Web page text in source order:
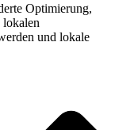
Optimierung,
lokalen
und lokale